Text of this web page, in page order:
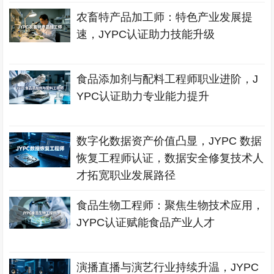
农畜特产品加工师：特色产业发展提
速，JYPC认证助力技能升级
食品添加剂与配料工程师职业进阶，J
YPC认证助力专业能力提升
数字化数据资产价值凸显，JYPC 数据
恢复工程师认证，数据安全修复技术人
才拓宽职业发展路径
食品生物工程师：聚焦生物技术应用，
JYPC认证赋能食品产业人才
演播直播与演艺行业持续升温，JYPC